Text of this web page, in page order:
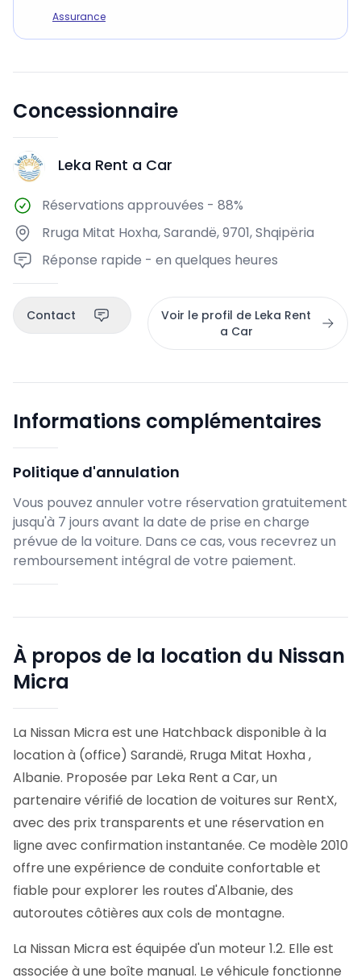
Assurance
Concessionnaire
LR Leka Rent a Car
Réservations approuvées - 88%
Rruga Mitat Hoxha, Sarandë, 9701, Shqipëria
Réponse rapide - en quelques heures
Contact
Voir le profil de Leka Rent
a Car
Informations complémentaires
Politique d'annulation
Vous pouvez annuler votre réservation gratuitement
jusqu'à 7 jours avant la date de prise en charge
prévue de la voiture. Dans ce cas, vous recevrez un
remboursement intégral de votre paiement.
À propos de la location du Nissan
Micra
La Nissan Micra est une Hatchback disponible à la
location à (office) Sarandë, Rruga Mitat Hoxha ,
Albanie. Proposée par Leka Rent a Car, un
partenaire vérifié de location de voitures sur RentX,
avec des prix transparents et une réservation en
ligne avec confirmation instantanée. Ce modèle 2010
offre une expérience de conduite confortable et
fiable pour explorer les routes d'Albanie, des
autoroutes côtières aux cols de montagne.
La Nissan Micra est équipée d'un moteur 1.2. Elle est
associée à une boîte manual. Le véhicule fonctionne